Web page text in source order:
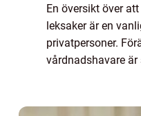
En översikt över
leksaker är en
privatpersoner.
vårdnadshavare